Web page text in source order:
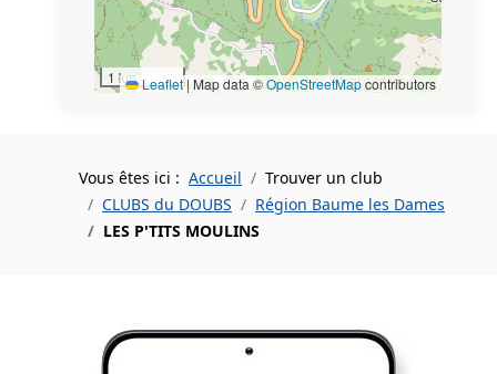
1 kmLeaflet | Map data ©OpenStreetMapcontributors
Vous êtes ici : Accueil
Trouver un club
CLUBS du DOUBS
Région Baume les Dames
LES P'TITS MOULINS